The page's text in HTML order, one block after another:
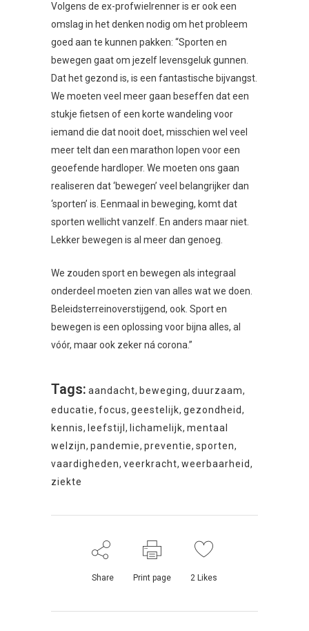
Volgens de ex-profwielrenner is er ook een
omslag in het denken nodig om het probleem
goed aan te kunnen pakken: “Sporten en
bewegen gaat om jezelf levensgeluk gunnen.
Dat het gezond is, is een fantastische bijvangst.
We moeten veel meer gaan beseffen dat een
stukje fietsen of een korte wandeling voor
iemand die dat nooit doet, misschien wel veel
meer telt dan een marathon lopen voor een
geoefende hardloper. We moeten ons gaan
realiseren dat ‘bewegen’ veel belangrijker dan
‘sporten’ is. Eenmaal in beweging, komt dat
sporten wellicht vanzelf. En anders maar niet.
Lekker bewegen is al meer dan genoeg.
We zouden sport en bewegen als integraal
onderdeel moeten zien van alles wat we doen.
Beleidsterreinoverstijgend, ook. Sport en
bewegen is een oplossing voor bijna alles, al
vóór, maar ook zeker ná corona.”
Tags: aandacht, beweging, duurzaam,
educatie, focus, geestelijk, gezondheid,
kennis, leefstijl , lichamelijk, mentaal
welzijn, pandemie, preventie, sporten,
vaardigheden, veerkracht, weerbaarheid,
ziekte
Share Print page 2 Likes